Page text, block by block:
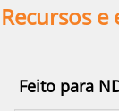
Recursos e
Feito para